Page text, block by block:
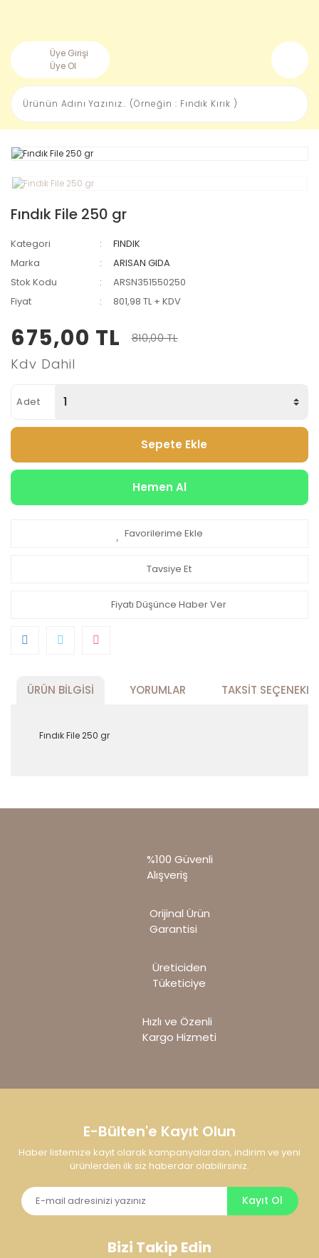
Üye Girişi
Üye Ol
Fındık File 250 gr
Kategori
FINDIK
Marka
ARISAN GIDA
Stok Kodu
ARSN351550250
Fiyat
801,98 TL + KDV
675,00 TL 810,00 TL
Kdv Dahil
Adet
Sepete Ekle
Hemen Al
Favorilerime Ekle
Tavsiye Et
Fiyatı Düşünce Haber Ver
ÜRÜN BILGISI YORUMLAR TAKSIT
Fındık File 250 gr
gördüğünüz noktaları öneri formunu kullanarak
Ürün resmi kalitesiz, bozuk veya
görüntülenemiyor.
Ürün bilgilerinde hatalar bulunuyor.
Bu ürüne benzer farklı alternatifler olmalı.
%100 Güvenli
Alışveriş
Orijinal Ürün
Garantisi
Üreticiden
Tüketiciye
Hızlı ve Özenli
Kargo Hizmeti
E-Bülten'e Kayıt Olun
Haber listemize kayıt olarak kampanyalardan, indirim ve yeni
ürünlerden ilk siz haberdar olabilirsiniz.
Kayıt Ol
Bizi Takip Edin